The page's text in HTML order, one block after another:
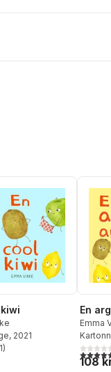
, 2021
Totalt antal röster:
1)
En
Emma
5,0utav
108